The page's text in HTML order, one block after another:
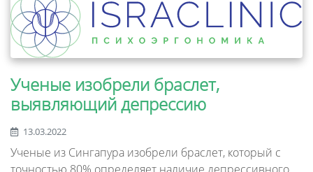
Ученые изобрели браслет,
выявляющий депрессию
13.03.2022
Ученые из Сингапура изобрели браслет, который с
точностью 80% определяет наличие депрессивного